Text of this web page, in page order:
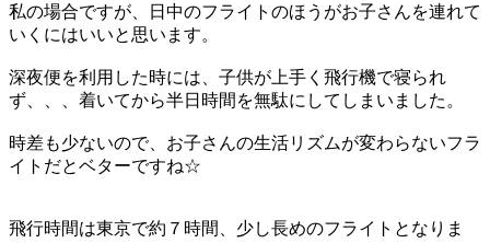
私の場合ですが、
日中のフライトのほうがお子さんを連れて
いくにはいいと思います。
深夜便を利用した時には、子供が上手く飛行機で寝られ
ず、、、着いてから半日時間を無駄にしてしまいました。
時差も少ないので、 お子さんの生活リズムが変わらないフラ
イトだとベターですね☆
飛行時間は東京で約７時間
、少し長めのフライトとなりま